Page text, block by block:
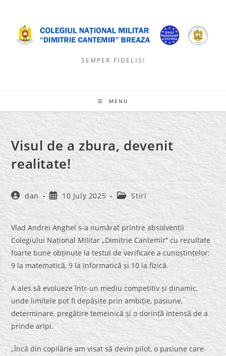
content
SEMPER FIDELIS!
MENU
Visul de a zbura, devenit
realitate!
Post
author:
dan
Post
published:
10 July 2025
Post
category:
Stiri
Vlad Andrei Anghel s-a numărat printre absolvenții
Colegiului Național Militar „Dimitrie Cantemir” cu rezultate
foarte bune obținute la testul de verificare a cunoștințelor:
9 la matematică, 9 la informatică și 10 la fizică.
A ales să evolueze într-un mediu competitiv și dinamic,
unde limitele pot fi depășite prin ambiție, pasiune,
determinare, pregătire temeinică și o dorință intensă de a
prinde aripi.
„Încă din copilărie am visat să devin pilot, o pasiune care